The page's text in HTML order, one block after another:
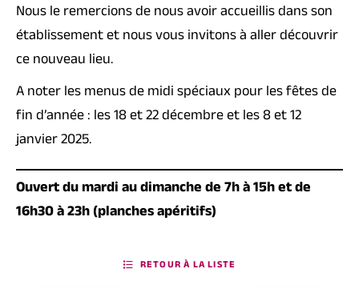
Nous le remercions de nous avoir accueillis dans son
établissement et nous vous invitons à aller découvrir
ce nouveau lieu.
A noter les menus de midi spéciaux pour les fêtes de
fin d’année : les 18 et 22 décembre et les 8 et 12
janvier 2025.
Ouvert du mardi au dimanche de 7h à 15h et de
16h30 à 23h (planches apéritifs)
RETOUR À LA LISTE